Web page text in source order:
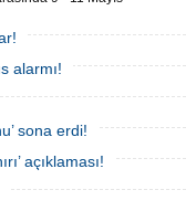
3 günlük bir 'Ateşkes' ilan
alarmı!
sona erdi!
açıklaması!